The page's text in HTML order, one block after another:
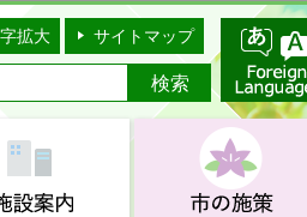
拡大 サイトマップ